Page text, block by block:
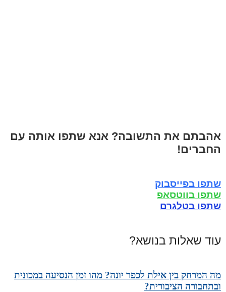
אהבתם את התשובה? אנא שתפו אותה עם
החברים!
שתפו בפייסבוק
שתפו בווטסאפ
שתפו בטלגרם
עוד שאלות בנושא?
מה המרחק בין אילת לכפר יונה? מהו זמן הנסיעה במכונית
ובתחבורה הציבורית?